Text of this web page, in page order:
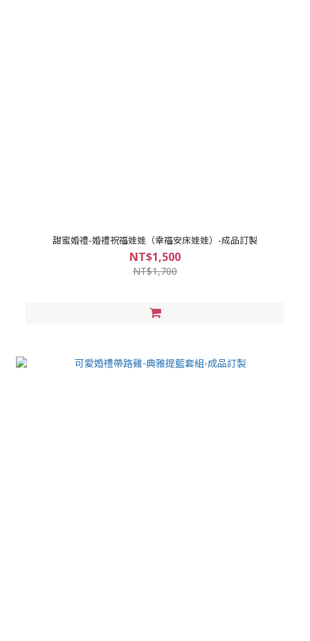
甜蜜婚禮-婚禮祝福娃娃（幸福安床娃娃）-成品訂製
NT$1,500
NT$1,700